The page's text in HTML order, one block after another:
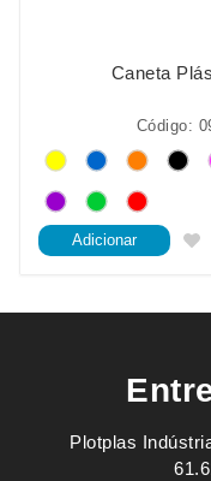
Caneta
Código:
Adicionar
Plotplas Indústria